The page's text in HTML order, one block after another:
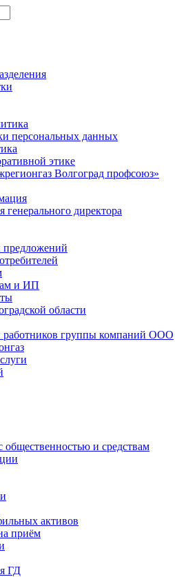
персональных данных
этике
Волгоград профсоюз»
директора
и ИП
области
работников группы компаний ООО
общественностью и средствам
активов
приём
ГД